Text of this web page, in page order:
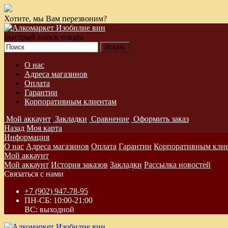
Хотите, мы Вам перезвоним?
Быстрый поиск товара
О нас
Адреса магазинов
Оплата
Гарантии
Корпоративным клиентам
Мой аккаунт Закладки Сравнение Оформить заказ
Назад Моя карта
Информация
О нас Адреса магазинов Оплата Гарантии Корпоративным
Мой аккаунт
Мой аккаунт История заказов Закладки Рассылка новостей
Связаться с нами
+7 (902) 947-78-95
ПН-СБ: 10:00-21:00
ВС: выходной